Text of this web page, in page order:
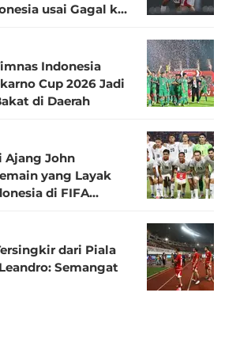
usai Gagal ke
Indonesia
Cup 2026 Jadi
di Daerah
Ajang John
yang Layak
di FIFA
dari Piala
Semangat